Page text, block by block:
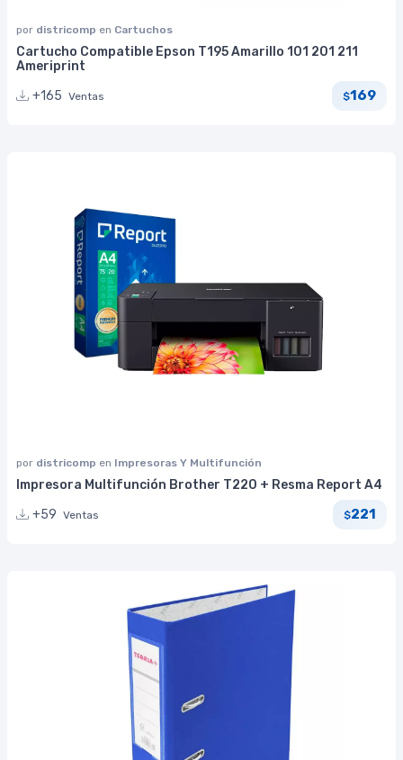
por districomp en Cartuchos
Cartucho Compatible Epson T195 Amarillo 101 201 211
Ameriprint
+165 Ventas $169
por districomp en Impresoras Y Multifunción
Impresora Multifunción Brother T220 + Resma Report A4
+59 Ventas $221